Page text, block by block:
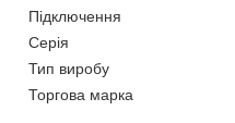
Підключення
Серія
Тип виробу
Торгова марка